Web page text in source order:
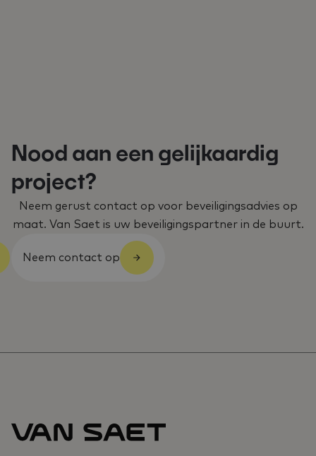
Nood aan een gelijkaardig
project?
Neem gerust contact op voor beveiligingsadvies op
maat. Van Saet is uw beveiligingspartner in de buurt.
Neem contact op